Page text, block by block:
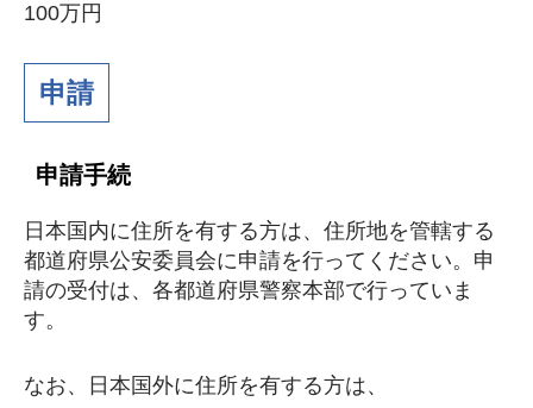
100万円
申請
申請手続
日本国内に住所を有する方は、住所地を管轄する
都道府県公安委員会に申請を行ってください。申
請の受付は、各都道府県警察本部で行っていま
す。
なお、日本国外に住所を有する方は、